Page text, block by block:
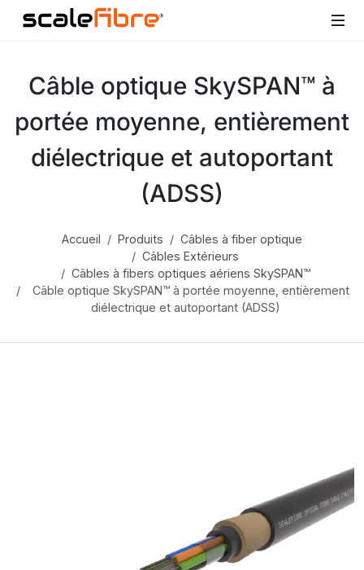
Câble optique SkySPAN™ à
portée moyenne, entièrement
diélectrique et autoportant
(ADSS)
Accueil Produits
Câbles à fiber optique
Câbles Extérieurs
Câbles à fibers optiques aériens SkySPAN™
Câble optique SkySPAN™ à portée moyenne, entièrement
diélectrique et autoportant (ADSS)